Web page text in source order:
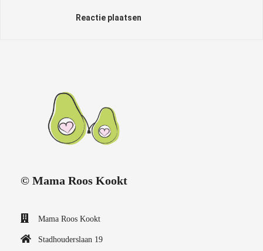
Reactie plaatsen
© Mama Roos Kookt
Mama Roos Kookt
Stadhouderslaan 19